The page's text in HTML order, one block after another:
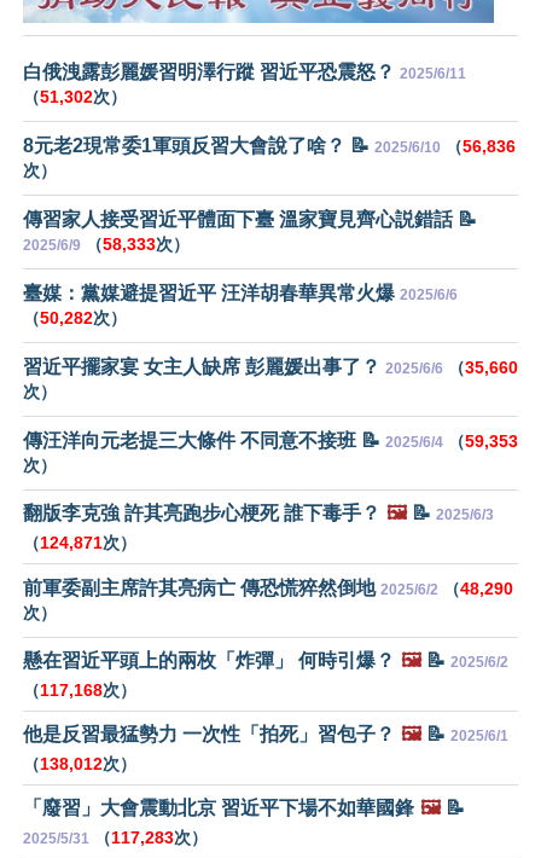
白俄洩露彭麗媛習明澤行蹤 習近平恐震怒？ 2025/6/11
（51,302次）
8元老2現常委1軍頭反習大會說了啥？ 📝 2025/6/10 （56,836
次）
傳習家人接受習近平體面下臺 溫家寶見齊心説錯話 📝
2025/6/9 （58,333次）
臺媒：黨媒避提習近平 汪洋胡春華異常火爆 2025/6/6
（50,282次）
習近平擺家宴 女主人缺席 彭麗媛出事了？ 2025/6/6 （35,660
次）
傳汪洋向元老提三大條件 不同意不接班 📝 2025/6/4 （59,353
次）
翻版李克強 許其亮跑步心梗死 誰下毒手？ 🖼️📝 2025/6/3
（124,871次）
前軍委副主席許其亮病亡 傳恐慌猝然倒地 2025/6/2 （48,290
次）
懸在習近平頭上的兩枚「炸彈」 何時引爆？ 🖼️📝 2025/6/2
（117,168次）
他是反習最猛勢力 一次性「拍死」習包子？ 🖼️📝 2025/6/1
（138,012次）
「廢習」大會震動北京 習近平下場不如華國鋒 🖼️📝
2025/5/31 （117,283次）